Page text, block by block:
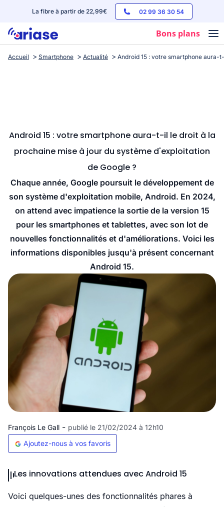
La fibre à partir de 22,99€ 02 99 36 30 54
Bons plans
Box internet
Streaming
Accueil Smartphone Actualité Android 15 : votre smartphone aura-
Android 15 : votre smartphone aura-t-il le droit à la
prochaine mise à jour du système d'exploitation
de Google ?
Chaque année, Google poursuit le développement de
son système d'exploitation mobile, Android. En 2024,
on attend avec impatience la sortie de la version 15
pour les smartphones et tablettes, avec son lot de
nouvelles fonctionnalités et d'améliorations. Voici les
informations disponibles jusqu'à présent concernant
Android 15.
François Le Gall - publié le 21/02/2024 à 12h10
Ajoutez-nous à vos favoris
Les innovations attendues avec Android 15
Voici quelques-unes des fonctionnalités phares à